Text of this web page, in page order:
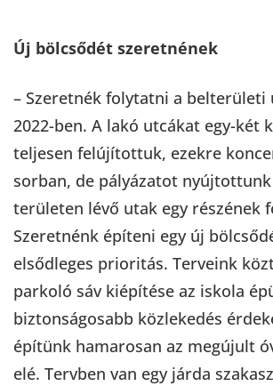
Új bölcsődét szeretnének
– Szeretnék folytatni a
2022-ben. A lakó utcákat egy-két
teljesen felújítottuk, ezekre
sorban, de pályázatot
területen lévő utak egy részének
Szeretnénk építeni egy új
elsődleges prioritás. Terveink
parkoló sáv kiépítése az iskola
biztonságosabb közlekedés
építünk hamarosan az megújult
elé. Tervben van egy járda